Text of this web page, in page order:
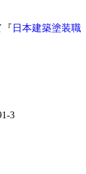
『 日本建築塗装職
3